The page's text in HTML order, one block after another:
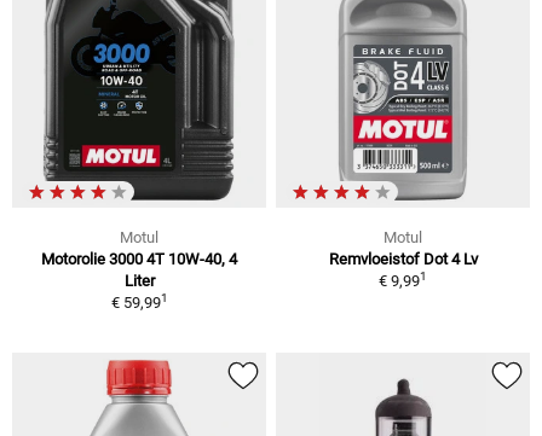
Motul
Motorolie 3000 4T 10W-40, 4
Liter
€ 59,991
Motul
Remvloeistof Dot 4 Lv
€ 9,991